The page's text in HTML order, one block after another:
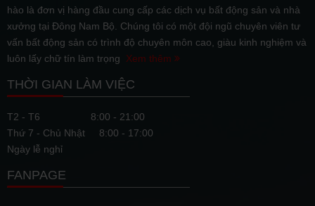
hào là đơn vị hàng đầu cung cấp các dịch vụ bất động sản và nhà
xưởng tại Đông Nam Bộ. Chúng tôi có một đội ngũ chuyên viên tư
vấn bất động sản có trình độ chuyên môn cao, giàu kinh nghiệm và
luôn lấy chữ tín làm trọng Xem thêm
THỜI GIAN LÀM VIỆC
T2 - T6
8:00 - 21:00
Thứ 7 - Chủ Nhật
8:00 - 17:00
Ngày lễ nghỉ
FANPAGE